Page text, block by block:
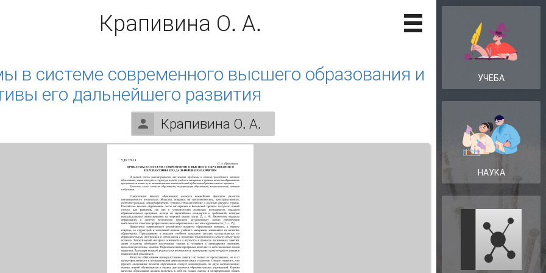
Крапивина О. А.
в системе современного высшего образования и
его дальнейшего развития
Крапивина О. А.
УЧЕБА
НАУКА